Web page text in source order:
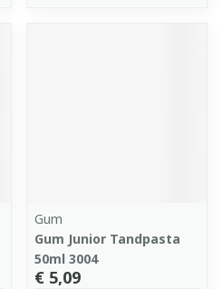
Gum
Gum Junior Tandpasta
50ml 3004
€ 5,09